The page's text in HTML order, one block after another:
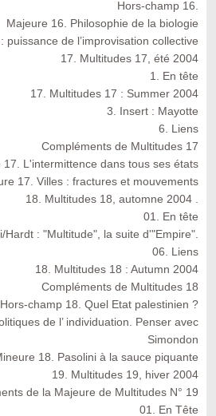
Hors-champ 16.
Majeure 16. Philosophie de la biologie
puissance de l’improvisation collective
17. Multitudes 17, été 2004
1. En tête
17. Multitudes 17 : Summer 2004
3. Insert : Mayotte
6. Liens
Compléments de Multitudes 17
17. L'intermittence dans tous ses états
17. Villes : fractures et mouvements
18. Multitudes 18, automne 2004 .
01. En tête
Hardt : "Multitude", la suite d'"Empire".
06. Liens
18. Multitudes 18 : Autumn 2004
Compléments de Multitudes 18
Hors-champ 18. Quel Etat palestinien ?
de l’ individuation. Penser avec
Simondon
18. Pasolini à la sauce piquante
19. Multitudes 19, hiver 2004
de la Majeure de Multitudes N° 19
01. En Tête